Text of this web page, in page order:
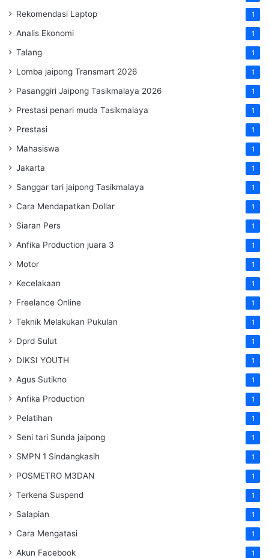
Rekomendasi Laptop 1
Analis Ekonomi 1
Talang 1
Lomba jaipong Transmart 2026 1
Pasanggiri Jaipong Tasikmalaya 2026 1
Prestasi penari muda Tasikmalaya 1
Prestasi 1
Mahasiswa 1
Jakarta 1
Sanggar tari jaipong Tasikmalaya 1
Cara Mendapatkan Dollar 1
Siaran Pers 1
Anfika Production juara 3 1
Motor 1
Kecelakaan 1
Freelance Online 1
Teknik Melakukan Pukulan 1
Dprd Sulut 1
DIKSI YOUTH 1
Agus Sutikno 1
Anfika Production 1
Pelatihan 1
Seni tari Sunda jaipong 1
SMPN 1 Sindangkasih 1
POSMETRO M3DAN 1
Terkena Suspend 1
Salapian 1
Cara Mengatasi 1
Akun Facebook 1